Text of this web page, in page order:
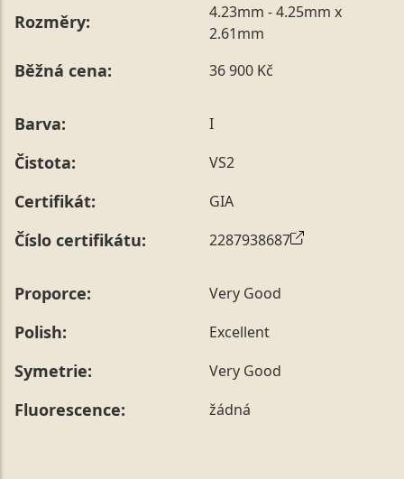
Rozměry:
4.23mm - 4.25mm x
2.61mm
Běžná cena: 36 900 Kč
Barva: I
Čistota: VS2
Certifikát: GIA
Číslo certifikátu: 2287938687
Proporce: Very Good
Polish: Excellent
Symetrie: Very Good
Fluorescence: žádná